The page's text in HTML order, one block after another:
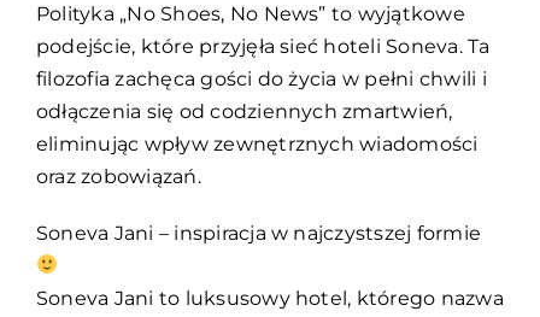
Polityka „No Shoes, No News” to wyjątkowe
podejście, które przyjęła sieć hoteli Soneva. Ta
filozofia zachęca gości do życia w pełni chwili i
odłączenia się od codziennych zmartwień,
eliminując wpływ zewnętrznych wiadomości
oraz zobowiązań.
Soneva Jani – inspiracja w najczystszej formie
Soneva Jani to luksusowy hotel, którego nazwa